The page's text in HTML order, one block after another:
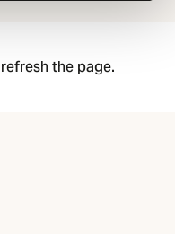
the page.